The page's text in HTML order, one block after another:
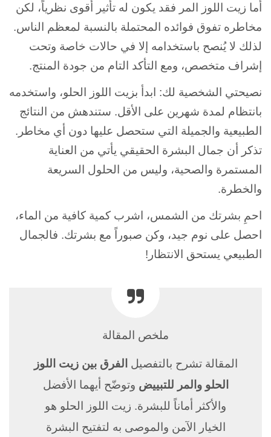
أما زيت اللوز المر فقد يكون له تأثير أقوى نظرياً، لكن
مخاطره تفوق فوائده المحتملة بالنسبة لمعظم الناس.
لذلك لا يُنصح باستخدامه إلا في حالات خاصة وتحت
إشراف متخصص، ومع التأكد التام من جودة المنتج.
نصيحتي الشخصية لك: ابدأ بزيت اللوز الحلو، واستخدمه
بانتظام لمدة شهرين على الأقل. ستندهش من النتائج
الطبيعية والجميلة التي ستحصل عليها دون أي مخاطر.
تذكر أن جمال البشرة الحقيقي يأتي من العناية
المستمرة والصحية، وليس من الحلول السريعة
والخطرة.
احمِ بشرتك من الشمس، اشرب كمية كافية من الماء،
احصل على نوم جيد، وكن صبوراً مع بشرتك. فالجمال
الطبيعي يستحق الانتظار!
ملخص المقالة
المقالة تشرح بالتفصيل الفرق بين زيت اللوز
الحلو والمر للتبييض وتوضّح أيهما الأفضل
والأكثر أماناً للبشرة. زيت اللوز الحلو هو
الخيار الآمن والموصى به لتفتيح البشرة